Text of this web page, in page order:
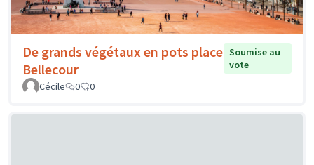
De grands végétaux en pots place
Bellecour
Soumise au
vote
Cécile
0 0